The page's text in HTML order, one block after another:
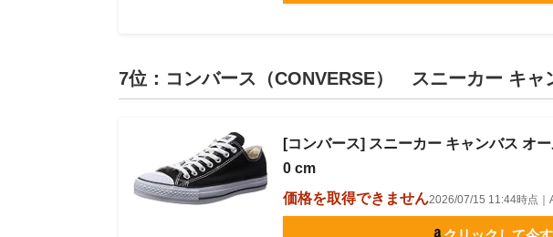
7位：コンバース（CONVERSE） スニーカー キャ
[コンバース] スニーカー キャンバス オ
0 cm
価格を取得できません2026/07/15 11:44時点｜